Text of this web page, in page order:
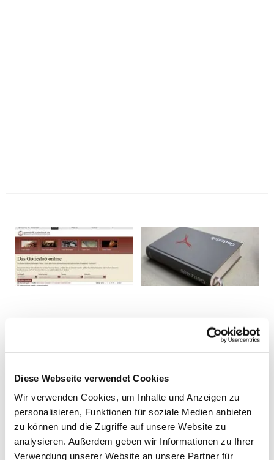
Diese Webseite verwendet Cookies
Wir verwenden Cookies, um Inhalte und Anzeigen zu
personalisieren, Funktionen für soziale Medien anbieten
zu können und die Zugriffe auf unsere Website zu
analysieren. Außerdem geben wir Informationen zu Ihrer
Verwendung unserer Website an unsere Partner für